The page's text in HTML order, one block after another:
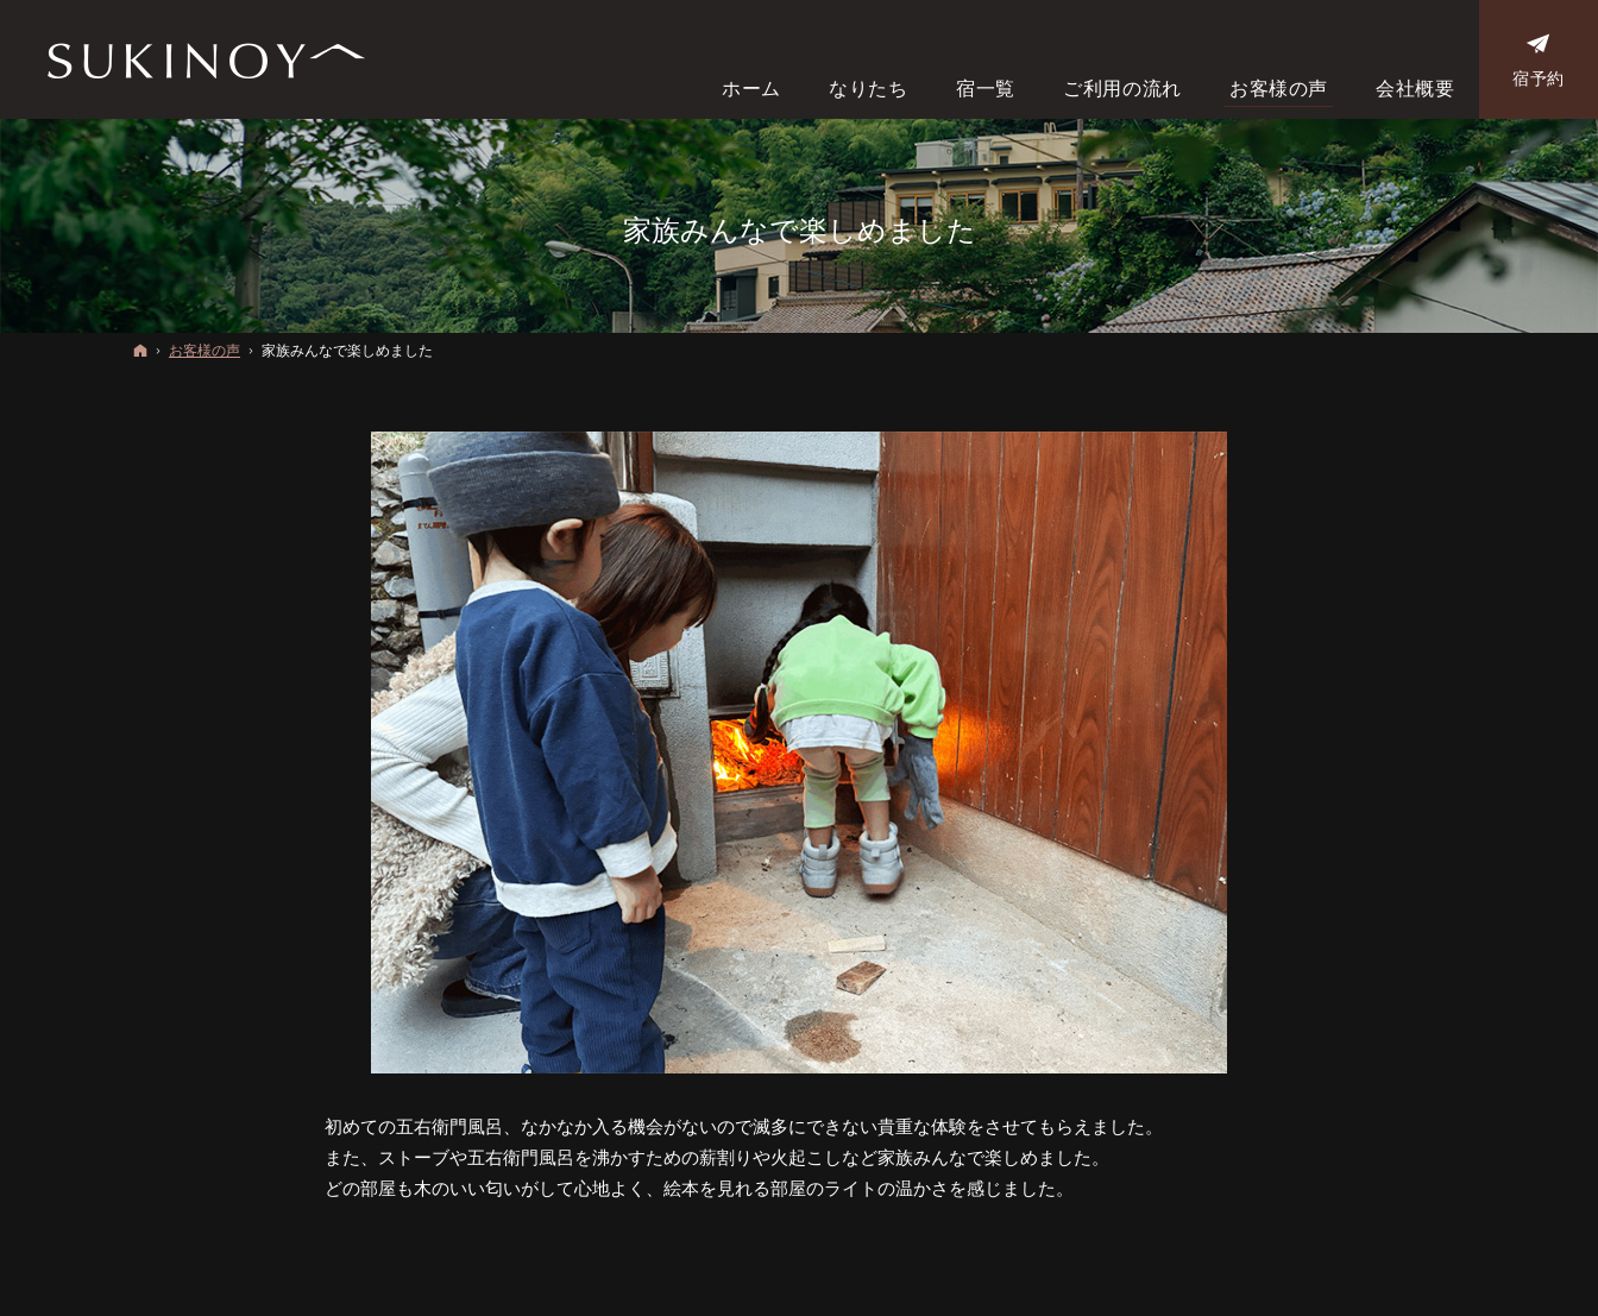
家族みんなで楽しめました
ホーム
お客様の声 家族みんなで楽しめました
初めての五右衛門風呂、なかなか入る機会がないので滅多にできない貴重な体験をさせてもらえました。
また、ストーブや五右衛門風呂を沸かすための薪割りや火起こしなど家族みんなで楽しめました。
どの部屋も木のいい匂いがして心地よく、絵本を見れる部屋のライトの温かさを感じました。
ホーム なりたち 宿一覧 ご利用の流れ お客様の声 会社概要 宿予約